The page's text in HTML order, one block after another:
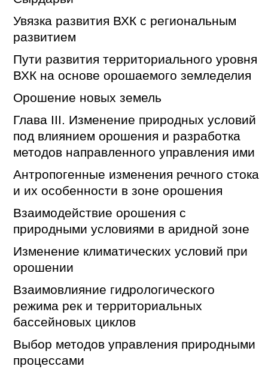
Увязка развития ВХК с региональным
развитием
Пути развития территориального уровня
ВХК на основе орошаемого земледелия
Орошение новых земель
Глава III. Изменение природных условий
под влиянием орошения и разработка
методов направленного управления ими
Антропогенные изменения речного стока
и их особенности в зоне орошения
Взаимодействие орошения с
природными условиями в аридной зоне
Изменение климатических условий при
орошении
Взаимовлияние гидрологического
режима рек и территориальных
бассейновых циклов
Выбор методов управления природными
процессами